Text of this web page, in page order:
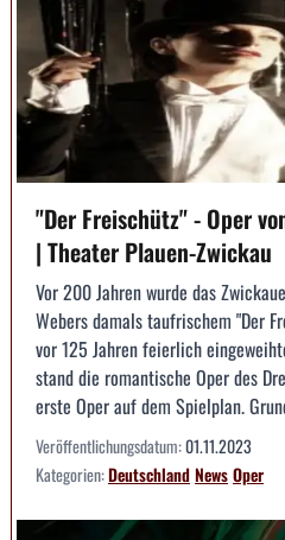
"Der Freischütz" - Oper
| Theater Plauen-Zwickau
Vor 200 Jahren wurde das
Webers damals taufrischem "Der
vor 125 Jahren feierlich
stand die romantische Oper des
erste Oper auf dem Spielplan.
Veröffentlichungsdatum:01.11.2023
Kategorien:DeutschlandNewsOper